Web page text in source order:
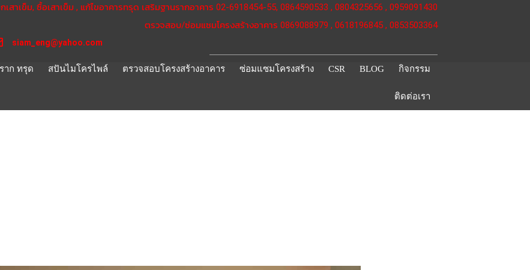
เสาเข็ม, ซื้อเสาเข็ม , แก้ไขอาคารทรุด เสริมฐานรากอาคาร 02-6918454-55, 0864590533 , 0804325656 , 0959091430
ตรวจสอบ/ซ่อมแซมโครงสร้างอาคาร 0869088979 , 0618196845 , 0853503364
siam_eng@yahoo.com
าก ทรุด สปันไมโครไพล์ ตรวจสอบโครงสร้างอาคาร ซ่อมแซมโครงสร้าง CSR BLOG กิจกรรม
ติดต่อเรา